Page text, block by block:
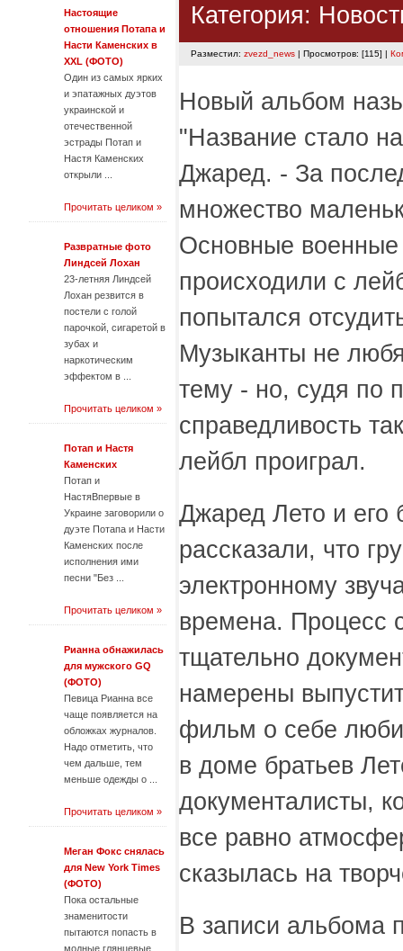
Настоящие
отношения Потапа и
Насти Каменских в
XXL (ФОТО)
Один из самых ярких
и эпатажных дуэтов
украинской и
отечественной
эстрады Потап и
Настя Каменских
открыли ...
Прочитать целиком »
Развратные фото
Линдсей Лохан
23-летняя Линдсей
Лохан резвится в
постели с голой
парочкой, сигаретой в
зубах и
наркотическим
эффектом в ...
Прочитать целиком »
Потап и Настя
Каменских
Потап и
НастяВпервые в
Украине заговорили о
дуэте Потапа и Насти
Каменских после
исполнения ими
песни "Без ...
Прочитать целиком »
Рианна обнажилась
для мужского GQ
(ФОТО)
Певица Рианна все
чаще появляется на
обложках журналов.
Надо отметить, что
чем дальше, тем
меньше одежды о ...
Прочитать целиком »
Меган Фокс снялась
для New York Times
(ФОТО)
Пока остальные
знаменитости
пытаются попасть в
модные глянцевые
Категория:
Разместил: zvezd_news | Просмотров: [115] |
Новый альбом
"Название стало
Джаред. - За
множество
Основные военные
происходили с
попытался
Музыканты не
тему - но, судя по
справедливость
лейбл проиграл.
Джаред Лето и его
рассказали, что
электронному
времена. Процесс
тщательно
намерены
фильм о себе
в доме братьев
документалисты,
все равно
сказылась на
В записи альбома